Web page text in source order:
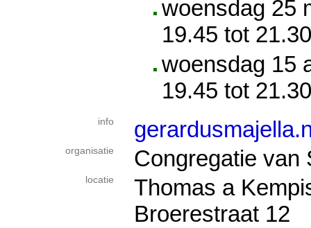
woensdag 25
19.45 tot
woensdag 15
19.45 tot
info
organisatie Congregatie van
locatie
Thomas a
Broerestraat 12